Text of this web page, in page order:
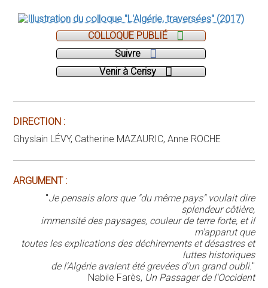
COLLOQUE PUBLIÉ
Suivre
Venir à Cerisy
DIRECTION :
Ghyslain LÉVY, Catherine MAZAURIC, Anne ROCHE
ARGUMENT :
"Je pensais alors que "du même pays" voulait dire
splendeur côtière,
immensité des paysages, couleur de terre forte, et il
m'apparut que
toutes les explications des déchirements et désastres et
luttes historiques
de l'Algérie avaient été grevées d'un grand oubli. "
Nabile Farès, Un Passager de l'Occident